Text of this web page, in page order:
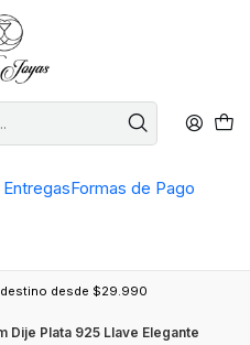
Formas de Pago
desde $29.990
Dije Plata 925 Llave Elegante